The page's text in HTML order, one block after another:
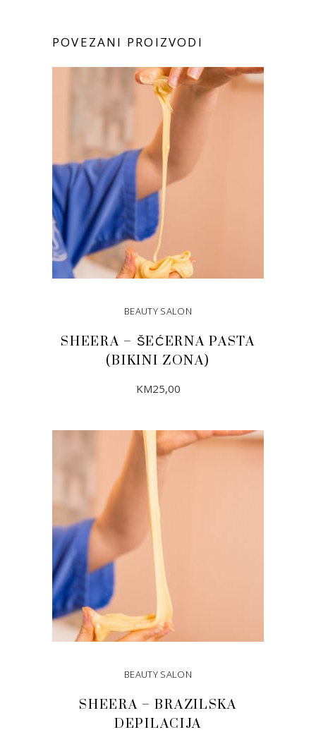
POVEZANI PROIZVODI
BEAUTY SALON
SHEERA – ŠEĆERNA PASTA
(BIKINI ZONA)
KM25,00
DODAJ U KORPU
BEAUTY SALON
SHEERA – BRAZILSKA
DEPILACIJA